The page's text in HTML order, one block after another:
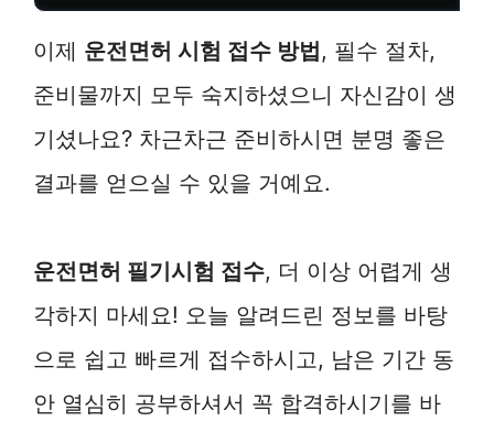
이제 운전면허 시험 접수 방법, 필수 절차,
준비물까지 모두 숙지하셨으니 자신감이 생
기셨나요? 차근차근 준비하시면 분명 좋은
결과를 얻으실 수 있을 거예요.
운전면허 필기시험 접수, 더 이상 어렵게 생
각하지 마세요! 오늘 알려드린 정보를 바탕
으로 쉽고 빠르게 접수하시고, 남은 기간 동
안 열심히 공부하셔서 꼭 합격하시기를 바